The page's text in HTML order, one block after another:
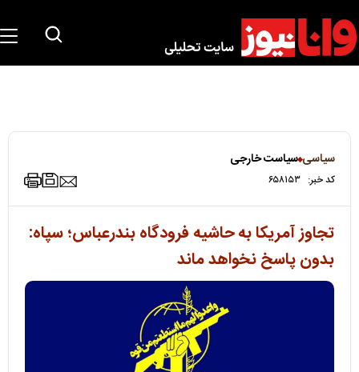
سیاسی سیاست خارجی
کد خبر: ۶۵۸۱۵۳
تجاوز آمریکا به حاشیه فرودگاه بندرعباس؛ سپاه:
بدون پاسخ نخواهد ماند